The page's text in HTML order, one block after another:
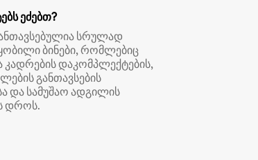
ეძებთ?
სრულად
ბინები, რომლებიც
დაკომპლექტების,
განთავსების
და სამუშაო ადგილის
დროს.